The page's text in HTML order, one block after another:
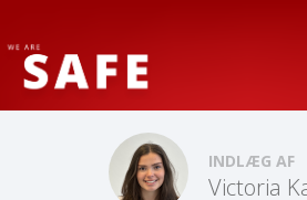
INDLÆG AF
Victoria